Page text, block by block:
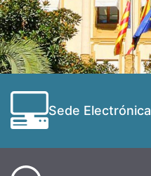
Sede Electrónica